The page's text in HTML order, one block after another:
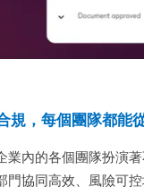
規，每個團隊都能
業內的各個團隊扮演
門協同高效、風險可控